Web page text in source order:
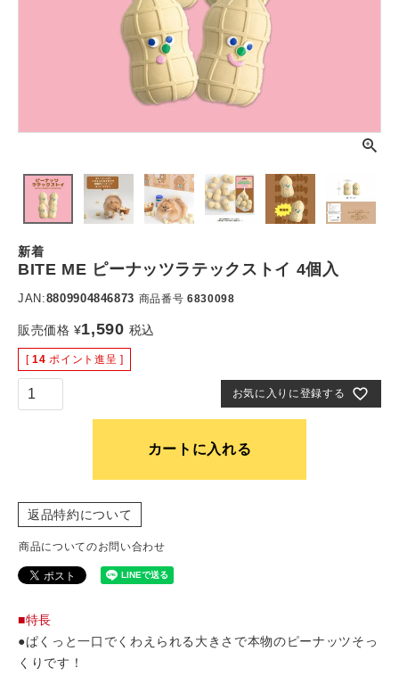
新着
BITE ME ピーナッツラテックストイ 4個入
JAN:8809904846873 商品番号 6830098
販売価格 ¥1,590 税込
[ 14 ポイント進呈 ]
お気に入りに登録する
カートに入れる
返品特約について
商品についてのお問い合わせ
■特長
●ぱくっと一口でくわえられる大きさで本物のピーナッツそっ
くりです！